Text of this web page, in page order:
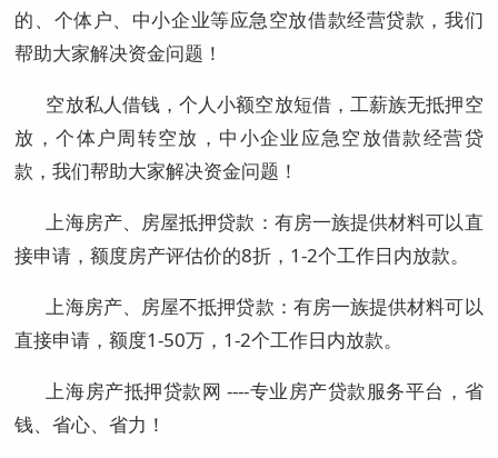
的、个体户、中小企业等应急空放借款经营贷款，我们
帮助大家解决资金问题！
空放私人借钱，个人小额空放短借，工薪族无抵押空
放，个体户周转空放，中小企业应急空放借款经营贷
款，我们帮助大家解决资金问题！
上海房产、房屋抵押贷款：有房一族提供材料可以直
接申请，额度房产评估价的8折，1-2个工作日内放款。
上海房产、房屋不抵押贷款：有房一族提供材料可以
直接申请，额度1-50万，1-2个工作日内放款。
上海房产抵押贷款网 ----专业房产贷款服务平台，省
钱、省心、省力！